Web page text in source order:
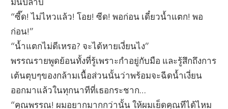
“ซี๊ด! ไม่ไหวแล้ว! โอย! ซีด! พอก่อน เดี๋ยวน้ำแตก! พอ
ก่อน!”
“น้ำแตกไม่ดีเหรอ? จะได้หายเงี่ยนไง”
พรรณรายพูดย้อนทั้งที่รู้เพราะกำอยู่กับมือ และรู้สึกถึงการ
เต้นตุบๆของกล้ามเนื้อส่วนนั้นว่าพร้อมจะฉีดน้ำเงี่ยน
ออกมาแล้วในทุกนาทีที่เธอกระชาก…
“คุณพรรณ! ผมอยากมากกว่านั้น ให้ผมเย็ดคุณทีได้ไหม